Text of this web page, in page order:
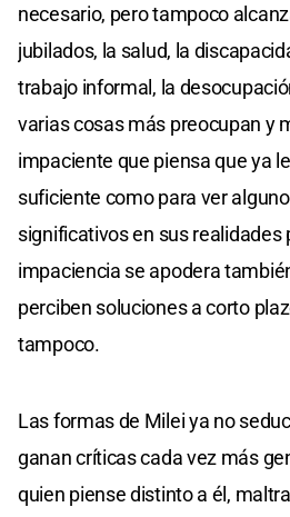
necesario, pero tampoco
jubilados, la salud, la
trabajo informal, la
varias cosas más preocupan y
impaciente que piensa que ya
suficiente como para ver
significativos en sus realidades
impaciencia se apodera
perciben soluciones a corto
tampoco.
Las formas de Milei ya no
ganan críticas cada vez más
quien piense distinto a él,